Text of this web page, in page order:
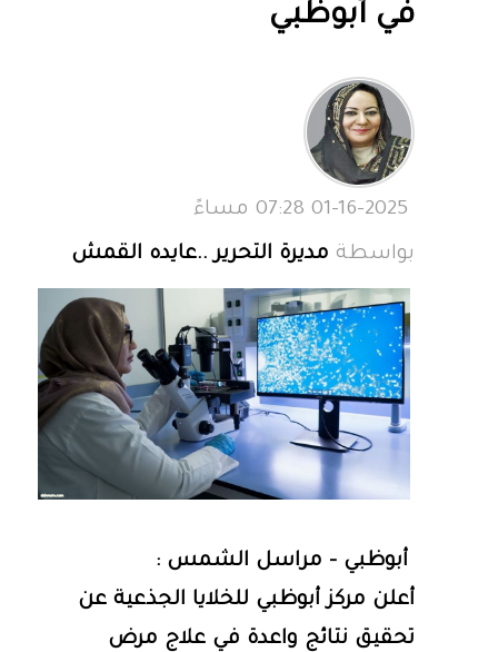
في أبوظبي
بواسطة مديرة التحرير ..عايده القمش
أبوظبي - مراسل الشمس :
أعلن مركز أبوظبي للخلايا الجذعية عن
تحقيق نتائج واعدة في علاج مرض